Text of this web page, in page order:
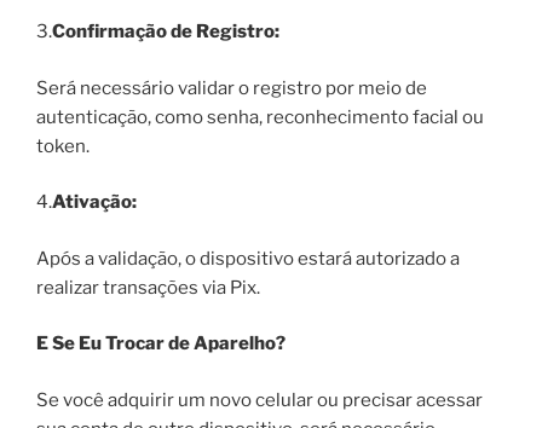
3.Confirmação de Registro:
Será necessário validar o registro por meio de
autenticação, como senha, reconhecimento facial ou
token.
4.Ativação:
Após a validação, o dispositivo estará autorizado a
realizar transações via Pix.
E Se Eu Trocar de Aparelho?
Se você adquirir um novo celular ou precisar acessar